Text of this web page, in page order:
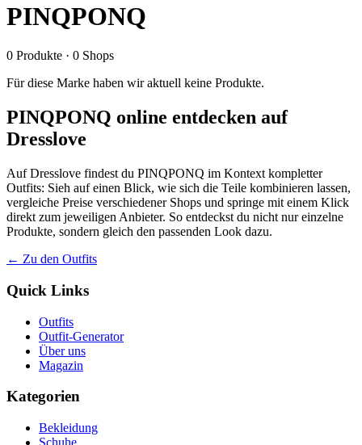
PINQPONQ
0 Produkte · 0 Shops
Für diese Marke haben wir aktuell keine Produkte.
PINQPONQ online entdecken auf
Dresslove
Auf Dresslove findest du PINQPONQ im Kontext kompletter
Outfits: Sieh auf einen Blick, wie sich die Teile kombinieren lassen,
vergleiche Preise verschiedener Shops und springe mit einem Klick
direkt zum jeweiligen Anbieter. So entdeckst du nicht nur einzelne
Produkte, sondern gleich den passenden Look dazu.
← Zu den Outfits
Quick Links
Outfits
Outfit-Generator
Über uns
Magazin
Kategorien
Bekleidung
Schuhe